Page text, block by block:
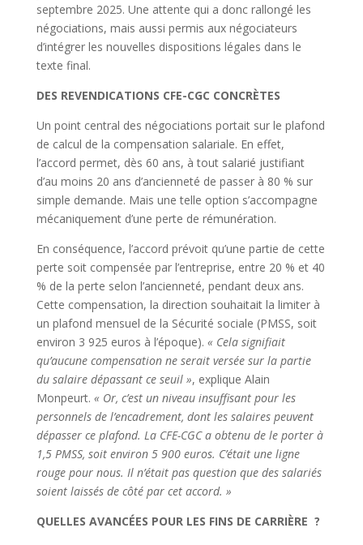
septembre 2025. Une attente qui a donc rallongé les
négociations, mais aussi permis aux négociateurs
d’intégrer les nouvelles dispositions légales dans le
texte final.
DES REVENDICATIONS CFE-CGC CONCRÈTES
Un point central des négociations portait sur le plafond
de calcul de la compensation salariale. En effet,
l’accord permet, dès 60 ans, à tout salarié justifiant
d’au moins 20 ans d’ancienneté de passer à 80 % sur
simple demande. Mais une telle option s’accompagne
mécaniquement d’une perte de rémunération.
En conséquence, l’accord prévoit qu’une partie de cette
perte soit compensée par l’entreprise, entre 20 % et 40
% de la perte selon l’ancienneté, pendant deux ans.
Cette compensation, la direction souhaitait la limiter à
un plafond mensuel de la Sécurité sociale (PMSS, soit
environ 3 925 euros à l’époque). « Cela signifiait
qu’aucune compensation ne serait versée sur la partie
du salaire dépassant ce seuil », explique Alain
Monpeurt. « Or, c’est un niveau insuffisant pour les
personnels de l’encadrement, dont les salaires peuvent
dépasser ce plafond. La CFE-CGC a obtenu de le porter à
1,5 PMSS, soit environ 5 900 euros. C’était une ligne
rouge pour nous. Il n’était pas question que des salariés
soient laissés de côté par cet accord. »
QUELLES AVANCÉES POUR LES FINS DE CARRIÈRE ?